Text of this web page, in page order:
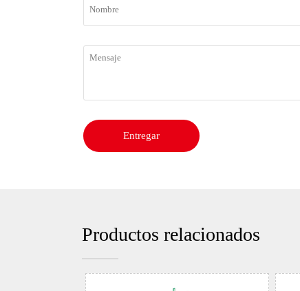
Entregar
Productos relacionados